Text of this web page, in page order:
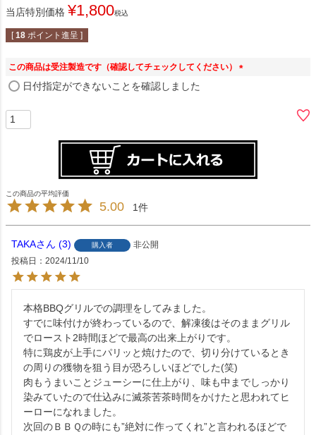
当店特別価格 ¥1,800税込
[ 18 ポイント進呈 ]
この商品は受注製造です（確認してチェックしてください）
日付指定ができないことを確認しました
5.00 1
TAKA 3 購入者
非公開
投稿日
2024/11/10
本格BBQグリルでの調理をしてみました。
すでに味付けが終わっているので、解凍後はそのままグリル
でロースト2時間ほどで最高の出来上がりです。
特に鶏皮が上手にパリッと焼けたので、切り分けているとき
の周りの獲物を狙う目が恐ろしいほどでした(笑)
肉もうまいことジューシーに仕上がり、味も中までしっかり
染みていたので仕込みに滅茶苦茶時間をかけたと思われてヒ
ーローになれました。
次回のＢＢＱの時にも”絶対に作ってくれ”と言われるほどで